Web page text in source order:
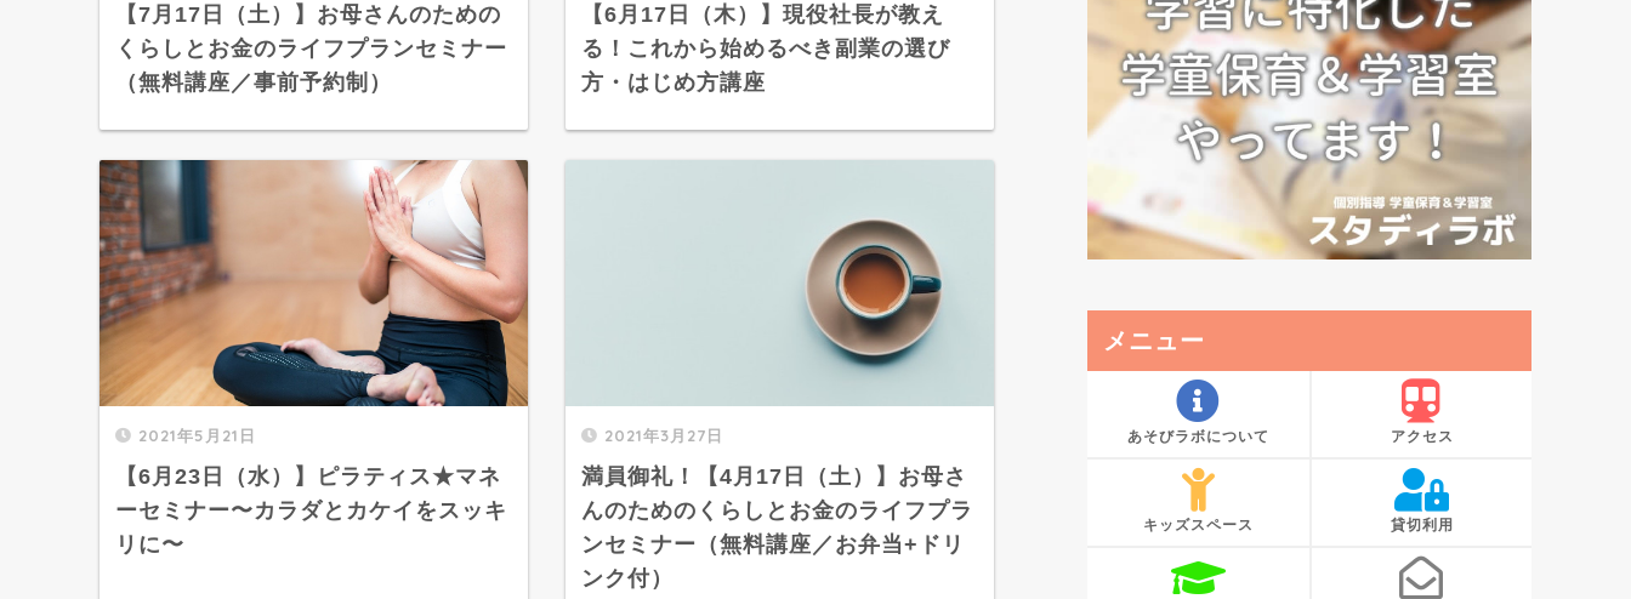
【7月17日（土）】お母さんのための
くらしとお金のライフプランセミナー
（無料講座／事前予約制）
【6月17日（木）】現役社長が教え
る！これから始めるべき副業の選び
方・はじめ方講座
2021年5月21日
【6月23日（水）】ピラティス★マネ
ーセミナー〜カラダとカケイをスッキ
リに〜
2021年3月27日
満員御礼！【4月17日（土）】お母さ
んのためのくらしとお金のライフプラ
ンセミナー（無料講座／お弁当+ドリ
ンク付）
メニュー
あそびラボについて アクセス
キッズスペース 貸切利用